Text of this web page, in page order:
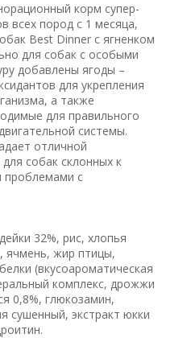
корм супер-
всех пород с 1 месяца,
Best Dinner с ягненком
для собак с особыми
добавлены ягоды –
для укрепления
а также
для правильного
системы.
отличной
собак склонных к
проблемами с
32%, рис, хлопья
ячмень, жир птицы,
(вкусоароматическая
комплекс, дрожжи
0,8%, глюкозамин,
сушенный, экстракт юкки